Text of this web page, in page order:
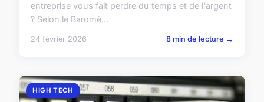
entreprise vous fait perdre du temps et de l'argent
? Selon le Baromè...
24 février 2026 8 min de lecture →
HIGH TECH